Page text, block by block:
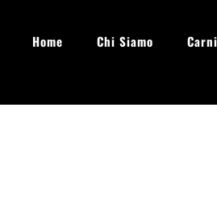
Home Chi Siamo Carni